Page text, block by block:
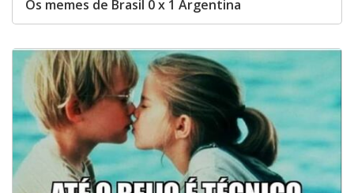
Os memes de Brasil 0 x 1 Argentina